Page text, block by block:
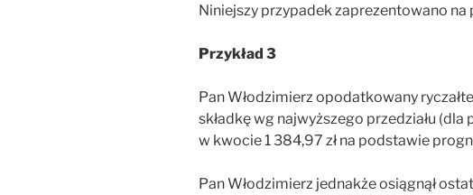
Niniejszy przypadek zaprezentowano na
Przykład 3
Pan Włodzimierz opodatkowany
składkę wg najwyższego przedziału
w kwocie 1 384,97 zł na podstawie
Pan Włodzimierz jednakże osiągnął